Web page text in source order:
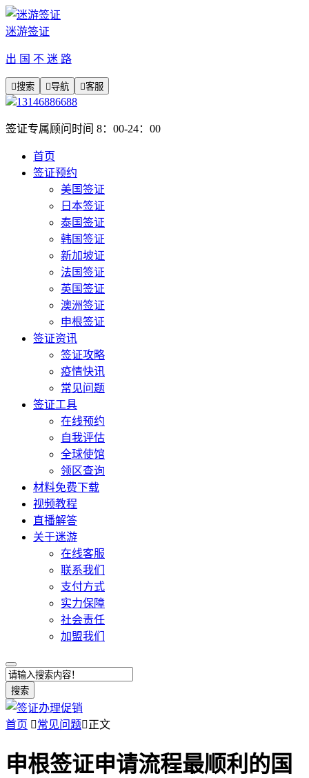
迷游签证
出 国 不 迷 路
搜索 导航 客服
13146886688
签证专属顾问时间 8：00-24：00
首页
签证预约
美国签证
日本签证
泰国签证
韩国签证
新加坡证
法国签证
英国签证
澳洲签证
申根签证
签证资讯
签证攻略
疫情快讯
常见问题
签证工具
在线预约
自我评估
全球使馆
领区查询
材料免费下载
视频教程
直播解答
关于迷游
在线客服
联系我们
支付方式
实力保障
社会责任
加盟我们
搜索
首页 常见问题正文
申根签证申请流程最顺利的国